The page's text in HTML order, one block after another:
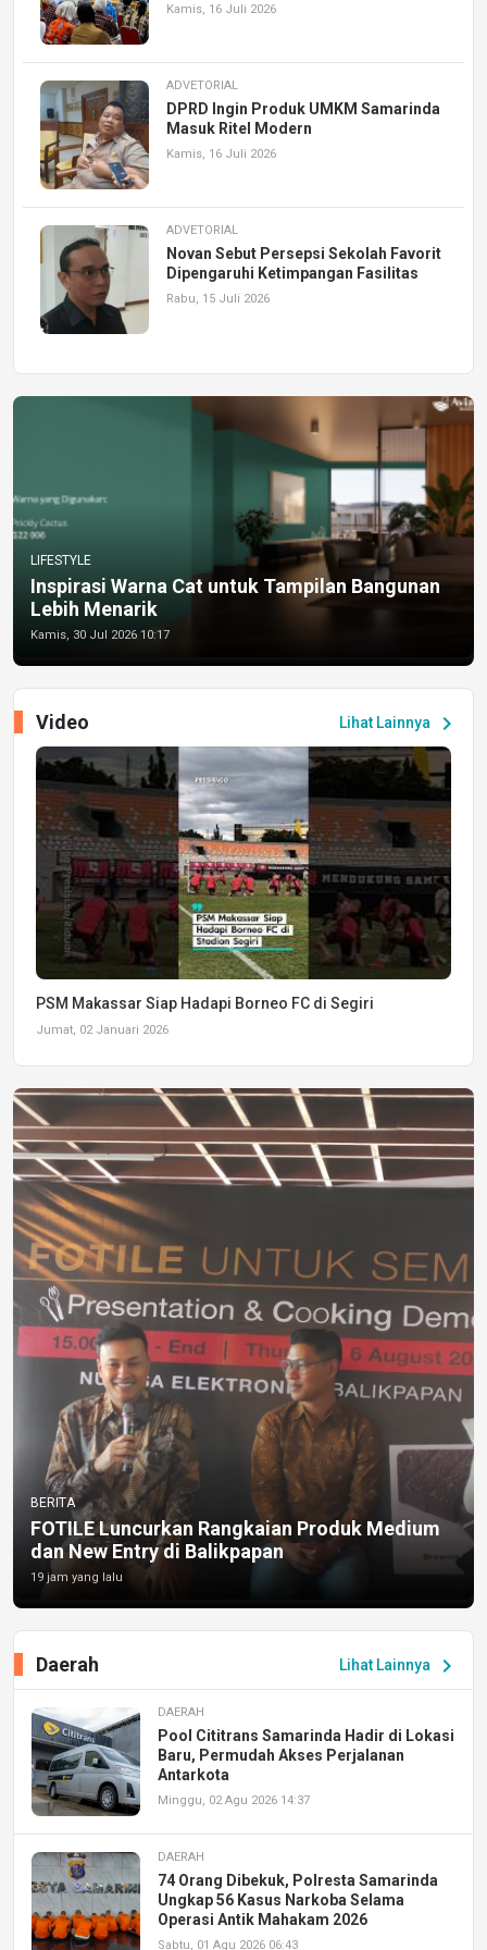
Kamis, 16 Juli 2026
ADVETORIAL
DPRD Ingin Produk UMKM Samarinda
Masuk Ritel Modern
Kamis, 16 Juli 2026
ADVETORIAL
Novan Sebut Persepsi Sekolah Favorit
Dipengaruhi Ketimpangan Fasilitas
Rabu, 15 Juli 2026
LIFESTYLE
Inspirasi Warna Cat untuk Tampilan Bangunan
Lebih Menarik
Kamis, 30 Jul 2026 10:17
Lihat Lainnya chevron_right
Video
PSM Makassar Siap Hadapi Borneo FC di Segiri
Jumat, 02 Januari 2026
BERITA
FOTILE Luncurkan Rangkaian Produk Medium
dan New Entry di Balikpapan
19 jam yang lalu
Lihat Lainnya chevron_right
Daerah
DAERAH
Pool Cititrans Samarinda Hadir di Lokasi
Baru, Permudah Akses Perjalanan
Antarkota
Minggu, 02 Agu 2026 14:37
DAERAH
74 Orang Dibekuk, Polresta Samarinda
Ungkap 56 Kasus Narkoba Selama
Operasi Antik Mahakam 2026
Sabtu, 01 Agu 2026 06:43